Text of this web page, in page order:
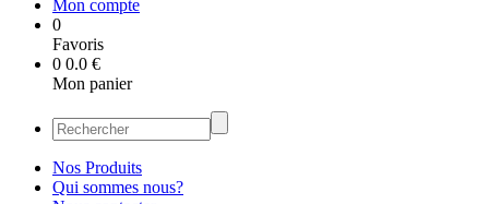
Mon compte
0
Favoris
0 0.0 €
Mon panier
Nos Produits
Qui sommes nous?